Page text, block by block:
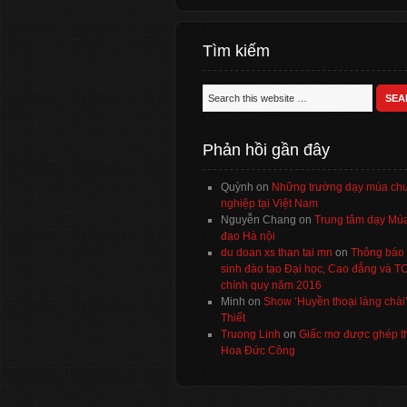
Tìm kiếm
Phản hồi gần đây
Quỳnh on Những trường dạy múa
nghiệp tại Việt Nam
Nguyễn Chang on Trung tâm dạy
đạo Hà nội
du doan xs than tai mn on Thông báo
sinh đào tạo Đại học, Cao đẳng và
chính quy năm 2016
Minh on Show ‘Huyền thoại làng
Thiết
Truong Linh on Giấc mơ được ghép
Hoa Đức Công